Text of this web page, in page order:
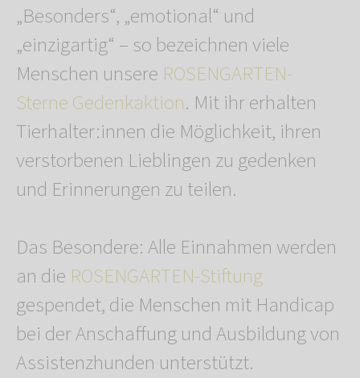
„Besonders“, „emotional“ und
„einzigartig“ – so bezeichnen viele
Menschen unsere ROSENGARTEN-
Sterne Gedenkaktion. Mit ihr erhalten
Tierhalter:innen die Möglichkeit, ihren
verstorbenen Lieblingen zu gedenken
und Erinnerungen zu teilen.
Das Besondere: Alle Einnahmen werden
an die ROSENGARTEN-Stiftung
gespendet, die Menschen mit Handicap
bei der Anschaffung und Ausbildung von
Assistenzhunden unterstützt.